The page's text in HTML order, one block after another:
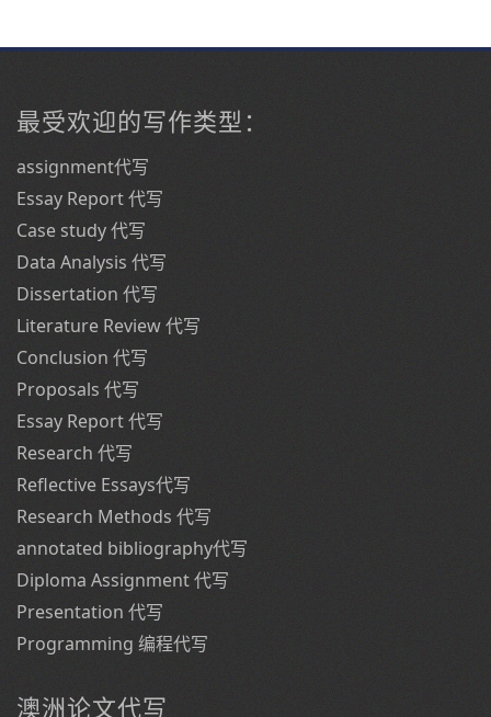
最受欢迎的写作类型：
assignment代写
Essay Report 代写
Case study 代写
Data Analysis 代写
Dissertation 代写
Literature Review 代写
Conclusion 代写
Proposals 代写
Essay Report 代写
Research 代写
Reflective Essays代写
Research Methods 代写
annotated bibliography代写
Diploma Assignment 代写
Presentation 代写
Programming 编程代写
澳洲论文代写